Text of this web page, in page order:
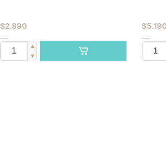
$2.890
▲
▼
$